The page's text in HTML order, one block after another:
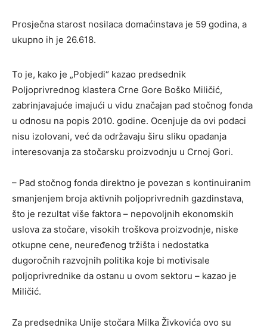
Prosječna starost nosilaca domaćinstava je 59 godina, a
ukupno ih je 26.618.
To je, kako je „Pobjedi“ kazao predsednik
Poljoprivrednog klastera Crne Gore Boško Miličić,
zabrinjavajuće imajući u vidu značajan pad stočnog fonda
u odnosu na popis 2010. godine. Ocenjuje da ovi podaci
nisu izolovani, već da održavaju širu sliku opadanja
interesovanja za stočarsku proizvodnju u Crnoj Gori.
– Pad stočnog fonda direktno je povezan s kontinuiranim
smanjenjem broja aktivnih poljoprivrednih gazdinstava,
što je rezultat više faktora – nepovoljnih ekonomskih
uslova za stočare, visokih troškova proizvodnje, niske
otkupne cene, neuređenog tržišta i nedostatka
dugoročnih razvojnih politika koje bi motivisale
poljoprivrednike da ostanu u ovom sektoru – kazao je
Miličić.
Za predsednika Unije stočara Milka Živkovića ovo su